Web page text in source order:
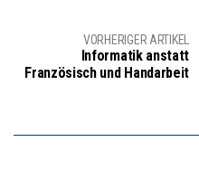
VORHERIGER ARTIKEL
Informatik anstatt
Französisch und Handarbeit